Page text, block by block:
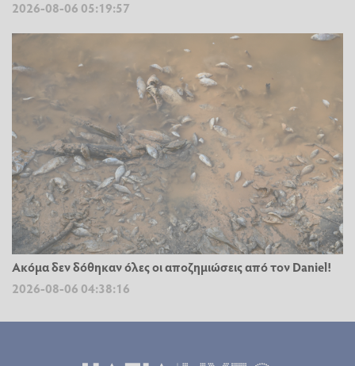
2026-08-06 05:19:57
Ακόμα δεν δόθηκαν όλες οι αποζημιώσεις από τον Daniel!
2026-08-06 04:38:16